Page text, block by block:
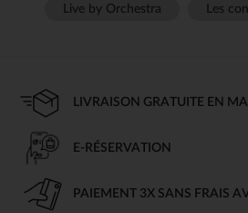
Live by Orchestra Les
LIVRAISON GRATUITE EN
E-RÉSERVATION
PAIEMENT 3X SANS FRAIS